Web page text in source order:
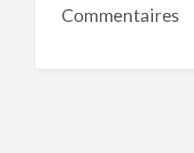
Commentaires